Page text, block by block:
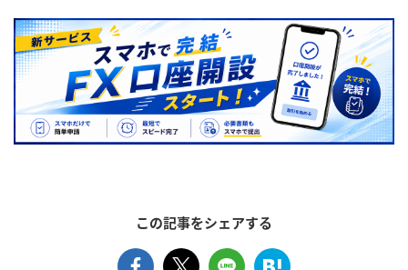
この記事をシェアする